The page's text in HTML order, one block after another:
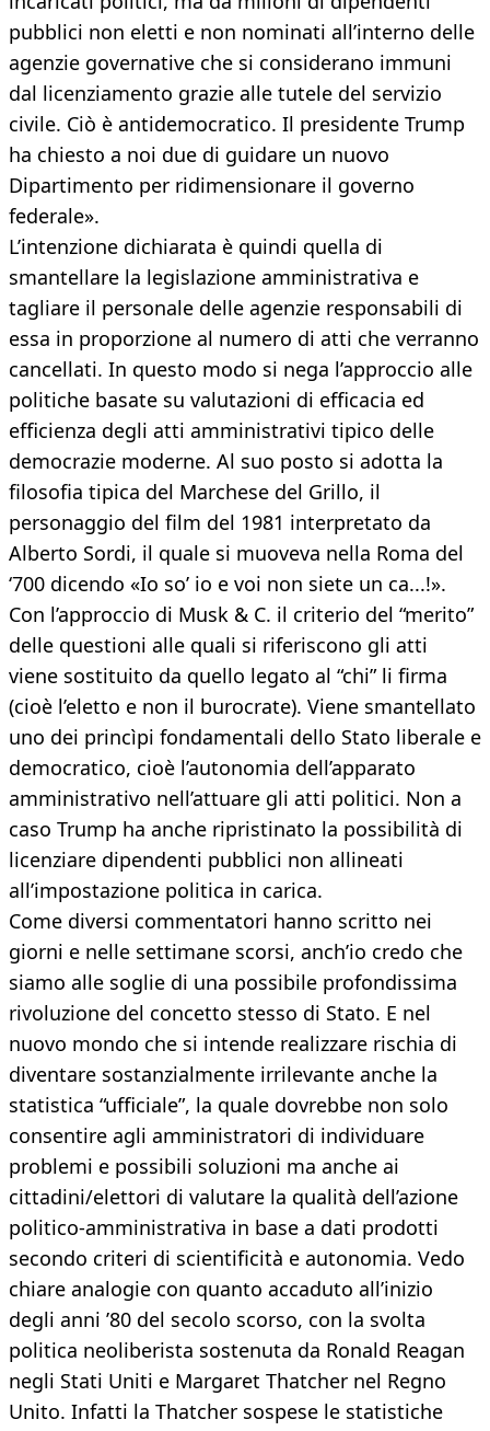
pubblici non eletti e non nominati all’interno delle
agenzie governative che si considerano immuni
dal licenziamento grazie alle tutele del servizio
civile. Ciò è antidemocratico. Il presidente Trump
ha chiesto a noi due di guidare un nuovo
Dipartimento per ridimensionare il governo
federale».
L’intenzione dichiarata è quindi quella di
smantellare la legislazione amministrativa e
tagliare il personale delle agenzie responsabili di
essa in proporzione al numero di atti che verranno
cancellati. In questo modo si nega l’approccio alle
politiche basate su valutazioni di efficacia ed
efficienza degli atti amministrativi tipico delle
democrazie moderne. Al suo posto si adotta la
filosofia tipica del Marchese del Grillo, il
personaggio del film del 1981 interpretato da
Alberto Sordi, il quale si muoveva nella Roma del
‘700 dicendo «Io so’ io e voi non siete un ca...!».
Con l’approccio di Musk & C. il criterio del “merito”
delle questioni alle quali si riferiscono gli atti
viene sostituito da quello legato al “chi” li firma
(cioè l’eletto e non il burocrate). Viene smantellato
uno dei princìpi fondamentali dello Stato liberale e
democratico, cioè l’autonomia dell’apparato
amministrativo nell’attuare gli atti politici. Non a
caso Trump ha anche ripristinato la possibilità di
licenziare dipendenti pubblici non allineati
all’impostazione politica in carica.
Come diversi commentatori hanno scritto nei
giorni e nelle settimane scorsi, anch’io credo che
siamo alle soglie di una possibile profondissima
rivoluzione del concetto stesso di Stato. E nel
nuovo mondo che si intende realizzare rischia di
diventare sostanzialmente irrilevante anche la
statistica “ufficiale”, la quale dovrebbe non solo
consentire agli amministratori di individuare
problemi e possibili soluzioni ma anche ai
cittadini/elettori di valutare la qualità dell’azione
politico-amministrativa in base a dati prodotti
secondo criteri di scientificità e autonomia. Vedo
chiare analogie con quanto accaduto all’inizio
degli anni ’80 del secolo scorso, con la svolta
politica neoliberista sostenuta da Ronald Reagan
negli Stati Uniti e Margaret Thatcher nel Regno
Unito. Infatti la Thatcher sospese le statistiche